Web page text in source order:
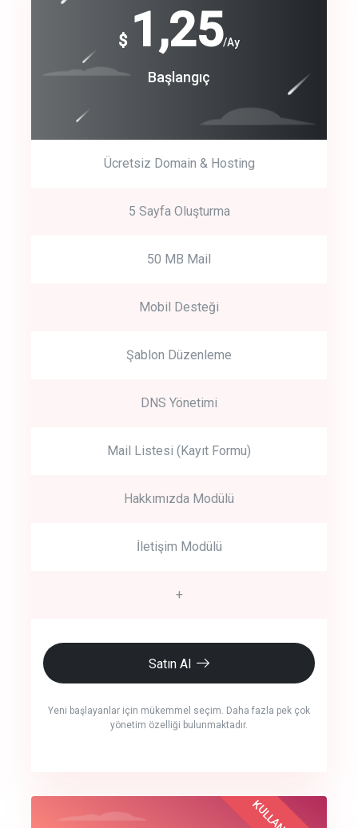
$ 1,25/Ay
Başlangıç
Ücretsiz Domain & Hosting
5 Sayfa Oluşturma
50 MB Mail
Mobil Desteği
Şablon Düzenleme
DNS Yönetimi
Mail Listesi (Kayıt Formu)
Hakkımızda Modülü
İletişim Modülü
+
Satın Al
Yeni başlayanlar için mükemmel seçim. Daha fazla pek çok
yönetim özelliği bulunmaktadır.
Free
Basic
crm auto cync